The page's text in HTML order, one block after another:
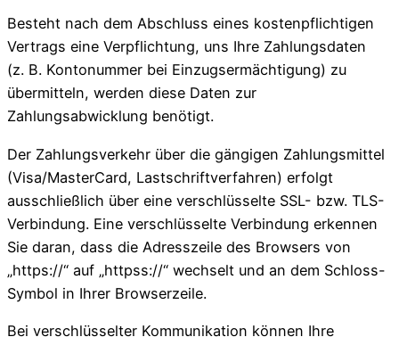
Besteht nach dem Abschluss eines kostenpflichtigen
Vertrags eine Verpflichtung, uns Ihre Zahlungsdaten
(z. B. Kontonummer bei Einzugsermächtigung) zu
übermitteln, werden diese Daten zur
Zahlungsabwicklung benötigt.
Der Zahlungsverkehr über die gängigen Zahlungsmittel
(Visa/MasterCard, Lastschriftverfahren) erfolgt
ausschließlich über eine verschlüsselte SSL- bzw. TLS-
Verbindung. Eine verschlüsselte Verbindung erkennen
Sie daran, dass die Adresszeile des Browsers von
„https://“ auf „httpss://“ wechselt und an dem Schloss-
Symbol in Ihrer Browserzeile.
Bei verschlüsselter Kommunikation können Ihre